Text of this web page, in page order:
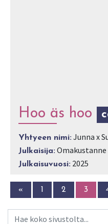
Hoo äs hoo
Yhtyeen nimi: Junna x
Julkaisija: Omakustanne
Julkaisuvuosi: 2025
« 1 2 3
Haku